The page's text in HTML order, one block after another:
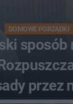
DOMOWE PORZĄDKI
sposób
przez